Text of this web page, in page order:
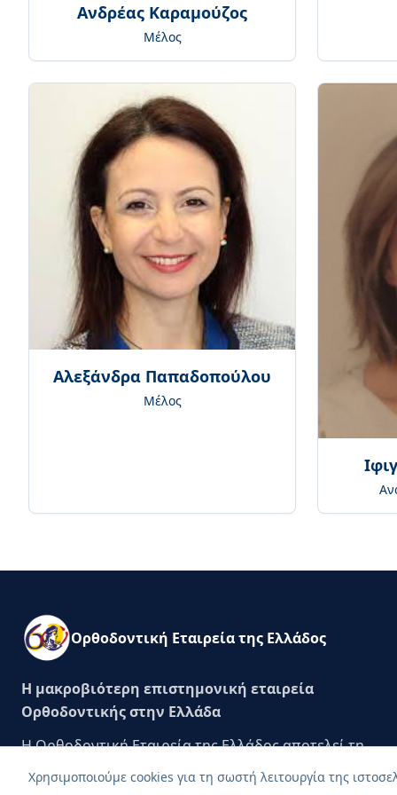
Χρησιμοποιούμε cookies για τη σωστή λειτουργία της
Ανδρέας Καραμούζος
Μέλος
Αλεξάνδρα Παπαδοπούλου
Μέλος
Ορθοδοντική Εταιρεία της Ελλάδος
Η μακροβιότερη επιστημονική εταιρεία
Ορθοδοντικής στην Ελλάδα
Η Ορθοδοντική Εταιρεία της Ελλάδος αποτελεί τη
μακροβιότερη επιστημονική εταιρεία Ορθοδοντικής